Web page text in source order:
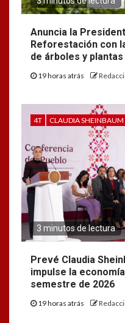
Anuncia la
Reforestación con
de árboles y plantas
19 horas atrás
4T CLAUDIA SHEINBAUM
3 minutos de lectura
Prevé Claudia
impulse la
semestre de 2026
19 horas atrás